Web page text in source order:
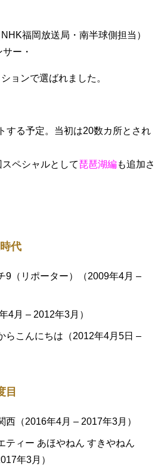
NHK福岡放送局・南半球側担当）
ー・
ョンで選ばれました。
する予定。当初は20数カ所とされ
ペシャルとして琵琶湖編も追加さ
代
9（リポーター）（2009年4月 –
4月 – 2012年3月）
らこんにちは（2012年4月5日 –
目
西（2016年4月 – 2017年3月）
ティー あほやねん すきやねん
年3月）